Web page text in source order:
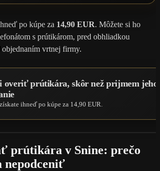
po kúpe za 14,90 EUR. Môžete si ho
s prútikárom, pred obhliadkou
objednaním vrtnej firmy.
overiť prútikára, skôr než prijmem jeho
ihneď po kúpe za 14,90 EUR.
prútikára v Snine: prečo
nepodceniť